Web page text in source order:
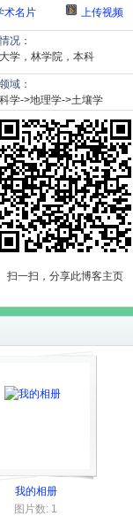
术名片
上传视频
况：
学，林学院，本科
域：
学->地理学->土壤学
扫一扫，分享此博客主页
我的相册
图片数: 1